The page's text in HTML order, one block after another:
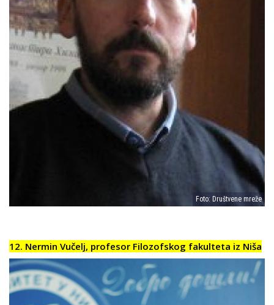
Foto: Društvene mreže
12. Nermin Vučelj, profesor Filozofskog fakulteta iz Niša